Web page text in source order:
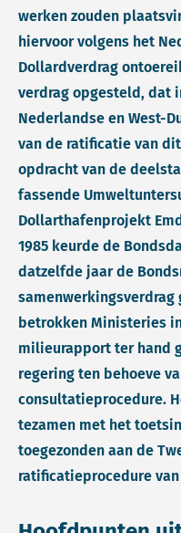
werken zouden
hiervoor volgens het
Dollardverdrag
verdrag opgesteld, dat
Nederlandse en West-
van de ratificatie van
opdracht van de
fassende
Dollarthafenprojekt
1985 keurde de
datzelfde jaar de
samenwerkingsverdrag
betrokken Ministeries
milieurapport ter hand
regering ten behoeve
consultatieprocedure.
tezamen met het
toegezonden aan de
ratificatieprocedure